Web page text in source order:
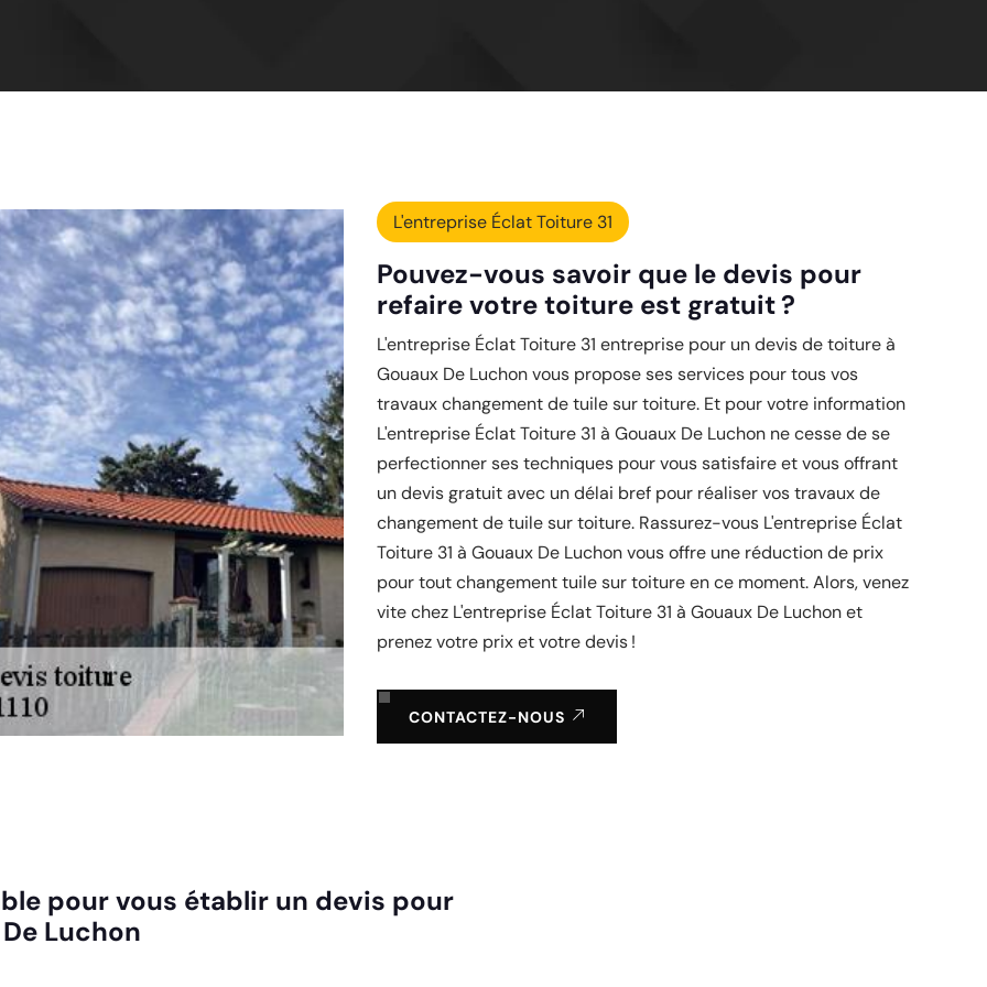
L'entreprise Éclat Toiture 31
Pouvez-vous savoir que le devis pour
refaire votre toiture est gratuit ?
L'entreprise Éclat Toiture 31 entreprise pour un devis de toiture à
Gouaux De Luchon vous propose ses services pour tous vos
travaux changement de tuile sur toiture. Et pour votre information
L'entreprise Éclat Toiture 31 à Gouaux De Luchon ne cesse de se
perfectionner ses techniques pour vous satisfaire et vous offrant
un devis gratuit avec un délai bref pour réaliser vos travaux de
changement de tuile sur toiture. Rassurez-vous L'entreprise Éclat
Toiture 31 à Gouaux De Luchon vous offre une réduction de prix
pour tout changement tuile sur toiture en ce moment. Alors, venez
vite chez L'entreprise Éclat Toiture 31 à Gouaux De Luchon et
prenez votre prix et votre devis !
CONTACTEZ-NOUS
pour vous établir un devis pour
Luchon